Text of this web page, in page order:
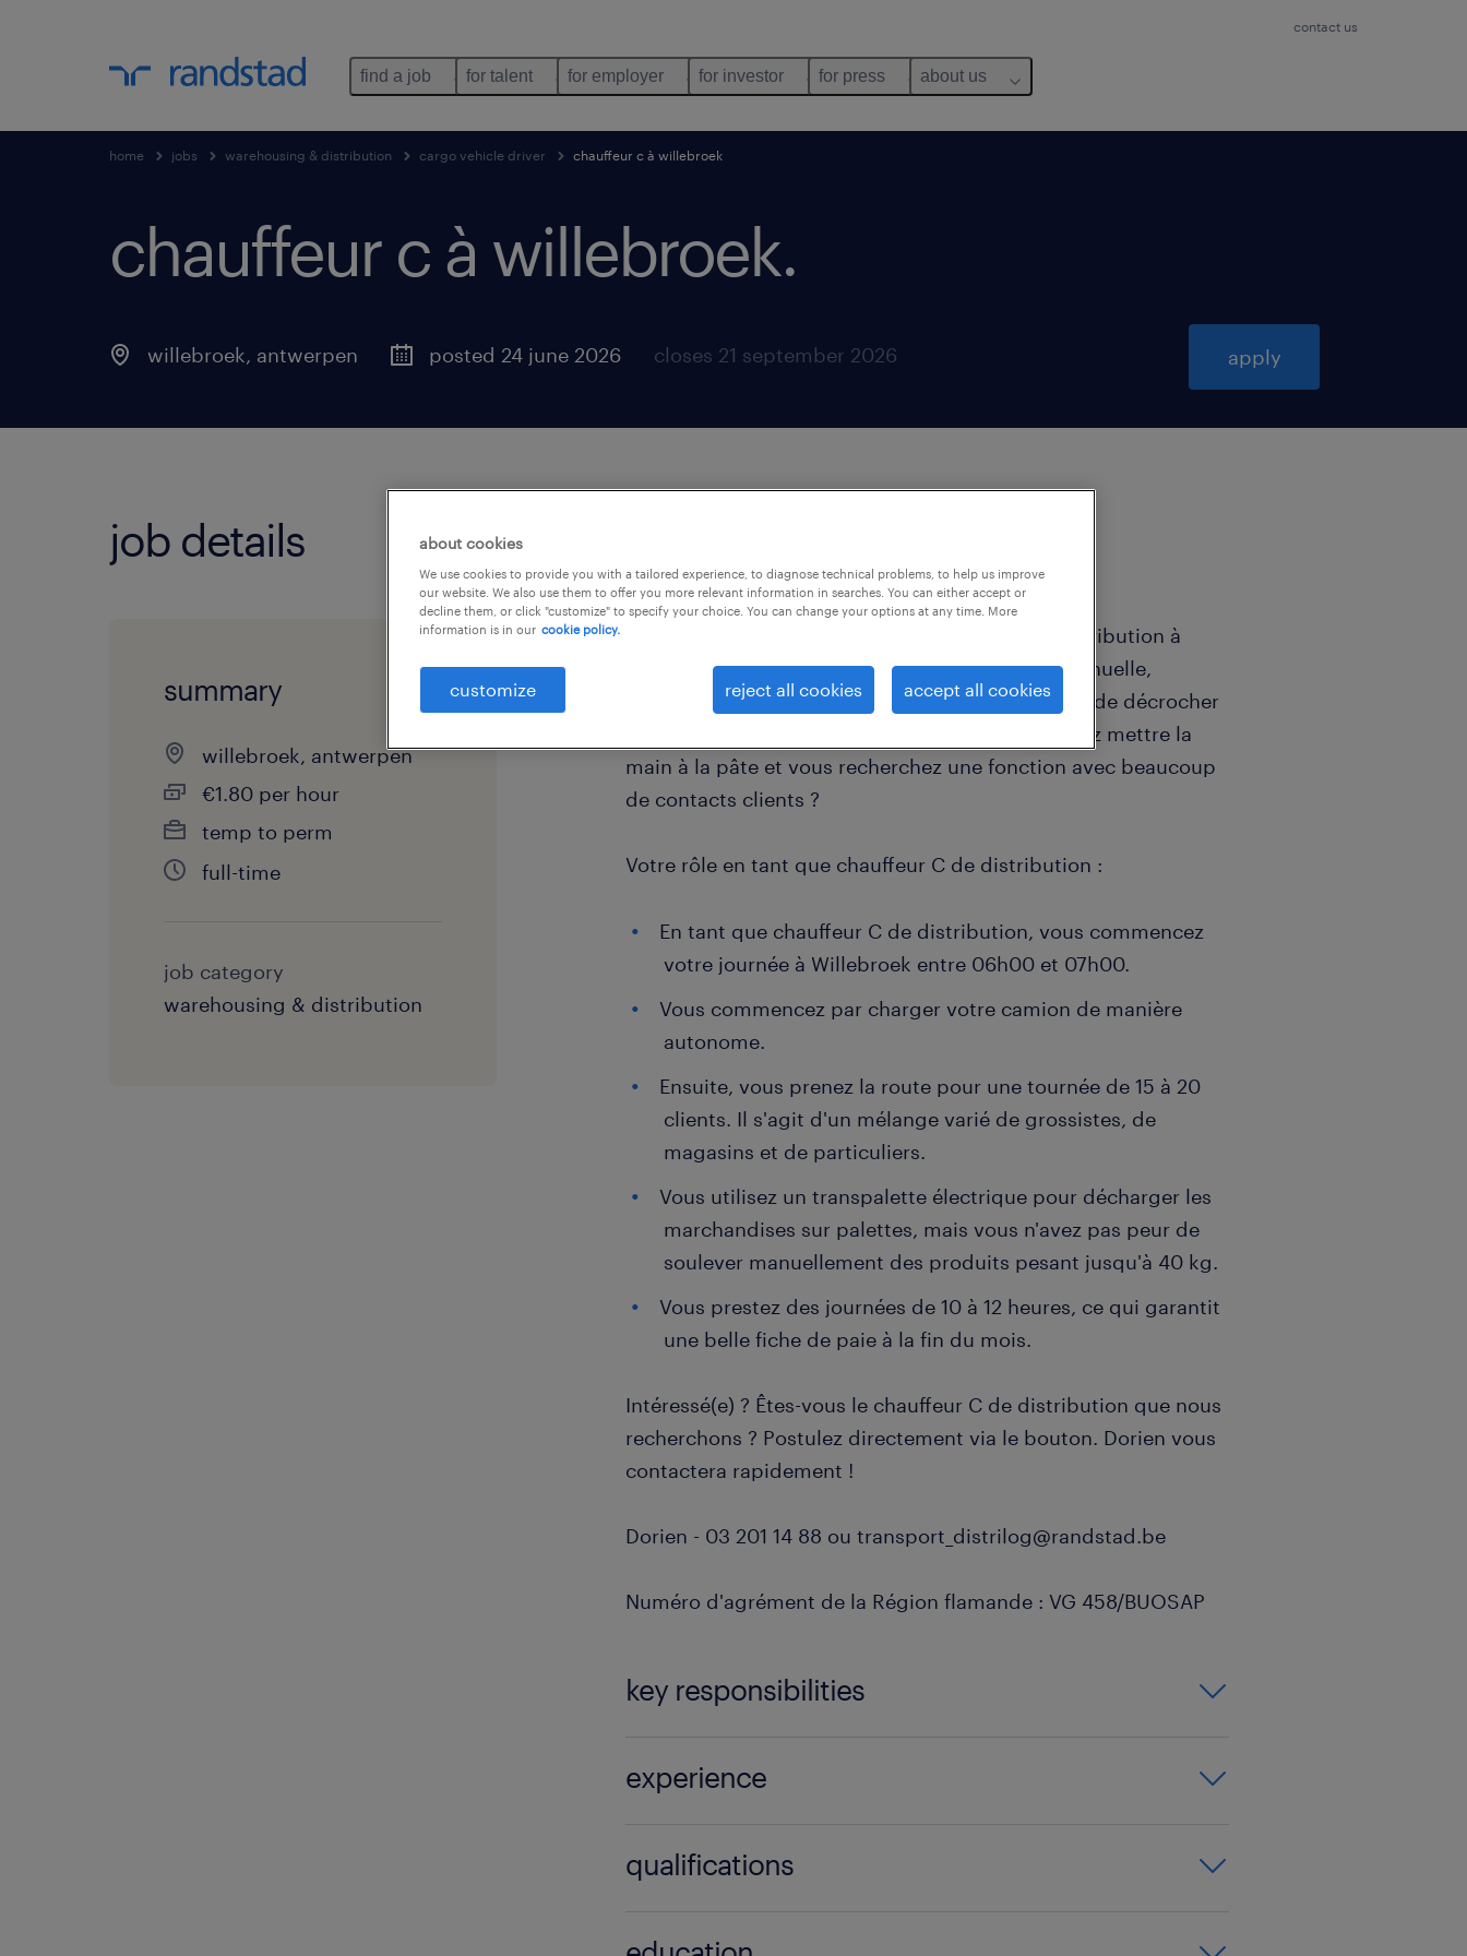
contact us
find a job for talent for employer for investor for press about us
home jobs warehousing & distribution cargo vehicle driver chauffeur c à willebroek
chauffeur c à willebroek.
willebroek, antwerpen posted 24 june 2026 closes 21 september 2026 apply
job details
summary
willebroek, antwerpen
€1.80 per hour
temp to perm
full-time
job category
warehousing & distribution
Gagnez 15,80 €/h en tant que chauffeur C de distribution à
Willebroek ! Travaillez avec un camion à boîte manuelle,
bénéficiez d'une formation approfondie et tentez de décrocher
un contrat à durée indéterminée (CDI). Vous aimez mettre la
main à la pâte et vous recherchez une fonction avec beaucoup
de contacts clients ?
Votre rôle en tant que chauffeur C de distribution :
En tant que chauffeur C de distribution, vous commencez
votre journée à Willebroek entre 06h00 et 07h00.
Vous commencez par charger votre camion de manière
autonome.
Ensuite, vous prenez la route pour une tournée de 15 à 20
clients. Il s'agit d'un mélange varié de grossistes, de
magasins et de particuliers.
Vous utilisez un transpalette électrique pour décharger les
marchandises sur palettes, mais vous n'avez pas peur de
soulever manuellement des produits pesant jusqu'à 40 kg.
Vous prestez des journées de 10 à 12 heures, ce qui garantit
une belle fiche de paie à la fin du mois.
Intéressé(e) ? Êtes-vous le chauffeur C de distribution que nous
recherchons ? Postulez directement via le bouton. Dorien vous
contactera rapidement !
Dorien - 03 201 14 88 ou transport_distrilog@randstad.be
Numéro d'agrément de la Région flamande : VG 458/BUOSAP
key responsibilities
toute sécurité et efficacement dans la circulation.
(principalement sur des palettes) chez divers
Vous effectuez un travail physique : en plus du
experience
qualifications
about cookies
We use cookies to provide you with a tailored experience, to diagnose technical problems, to help us improve
our website. We also use them to offer you more relevant information in searches. You can either accept or
decline them, or click "customize" to specify your choice. You can change your options at any time. More
information is in our cookie policy.
customize reject all cookies accept all cookies